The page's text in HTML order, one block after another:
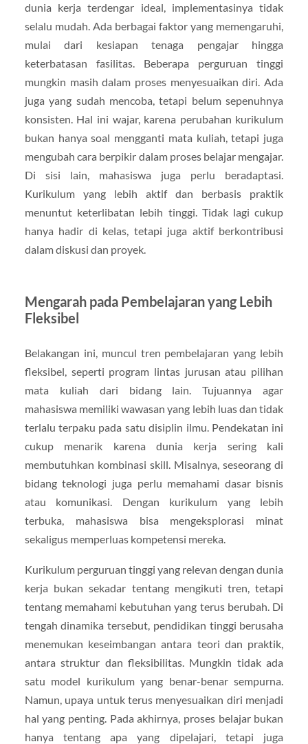
dunia kerja terdengar ideal, implementasinya tidak
selalu mudah. Ada berbagai faktor yang memengaruhi,
mulai dari kesiapan tenaga pengajar hingga
keterbatasan fasilitas. Beberapa perguruan tinggi
mungkin masih dalam proses menyesuaikan diri. Ada
juga yang sudah mencoba, tetapi belum sepenuhnya
konsisten. Hal ini wajar, karena perubahan kurikulum
bukan hanya soal mengganti mata kuliah, tetapi juga
mengubah cara berpikir dalam proses belajar mengajar.
Di sisi lain, mahasiswa juga perlu beradaptasi.
Kurikulum yang lebih aktif dan berbasis praktik
menuntut keterlibatan lebih tinggi. Tidak lagi cukup
hanya hadir di kelas, tetapi juga aktif berkontribusi
dalam diskusi dan proyek.
Mengarah pada Pembelajaran yang Lebih
Fleksibel
Belakangan ini, muncul tren pembelajaran yang lebih
fleksibel, seperti program lintas jurusan atau pilihan
mata kuliah dari bidang lain. Tujuannya agar
mahasiswa memiliki wawasan yang lebih luas dan tidak
terlalu terpaku pada satu disiplin ilmu. Pendekatan ini
cukup menarik karena dunia kerja sering kali
membutuhkan kombinasi skill. Misalnya, seseorang di
bidang teknologi juga perlu memahami dasar bisnis
atau komunikasi. Dengan kurikulum yang lebih
terbuka, mahasiswa bisa mengeksplorasi minat
sekaligus memperluas kompetensi mereka.
Kurikulum perguruan tinggi yang relevan dengan dunia
kerja bukan sekadar tentang mengikuti tren, tetapi
tentang memahami kebutuhan yang terus berubah. Di
tengah dinamika tersebut, pendidikan tinggi berusaha
menemukan keseimbangan antara teori dan praktik,
antara struktur dan fleksibilitas. Mungkin tidak ada
satu model kurikulum yang benar-benar sempurna.
Namun, upaya untuk terus menyesuaikan diri menjadi
hal yang penting. Pada akhirnya, proses belajar bukan
hanya tentang apa yang dipelajari, tetapi juga